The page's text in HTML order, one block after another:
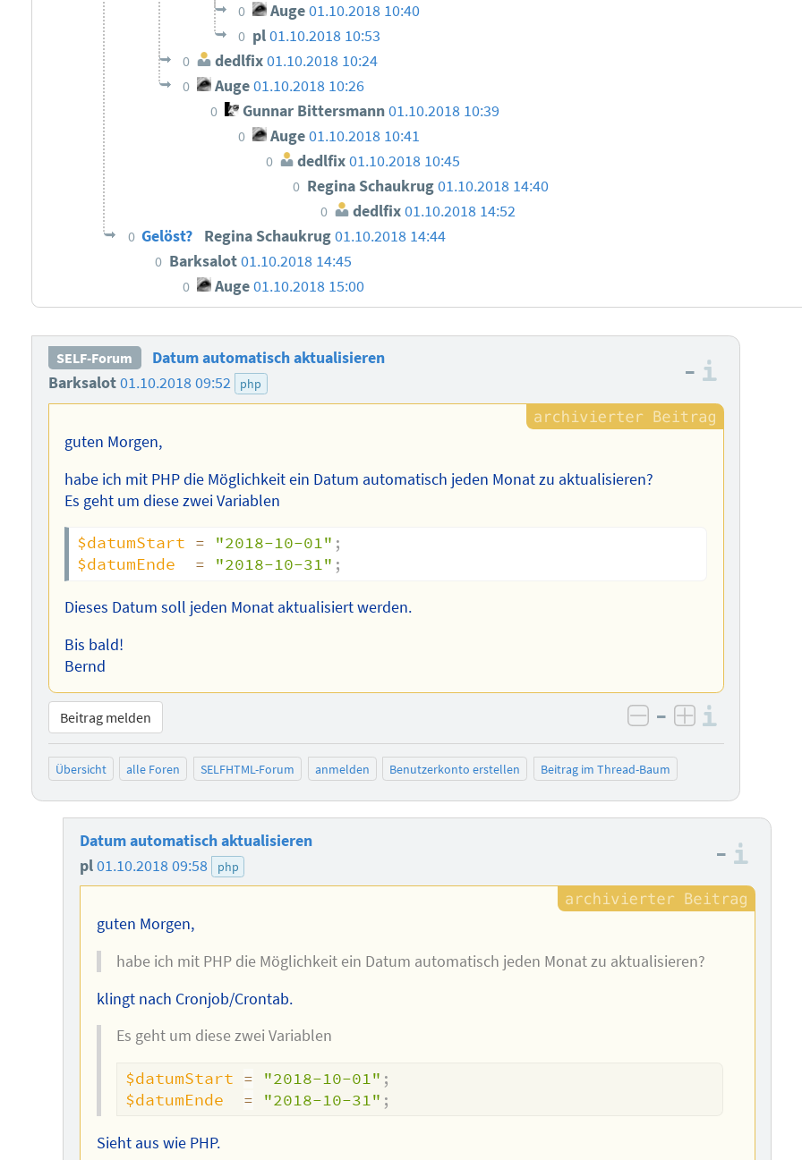
0 Auge 01.10.2018 10:40
0 pl01.10.2018 10:53
0 dedlfix01.10.2018 10:24
0 Auge01.10.2018 10:26
0 Gunnar Bittersmann01.10.2018 10:39
0 Auge 01.10.2018 10:41
0 dedlfix01.10.2018 10:45
0 Regina Schaukrug01.10.2018 14:40
0 dedlfix01.10.2018 14:52
0 Gelöst? Regina Schaukrug01.10.2018 14:44
0 Barksalot01.10.2018 14:45
0 Auge01.10.2018 15:00
SELF-Forum
Datum automatisch aktualisieren
Barksalot01.10.2018 09:52 php –
guten Morgen,
habe ich mit PHP die Möglichkeit ein Datum automatisch jeden Monat zu aktualisieren?
Es geht um diese zwei Variablen
$datumStart = "2018-10-01" ;
$datumEnde
= "2018-10-31" ;
Dieses Datum soll jeden Monat aktualisiert werden.
Bis bald!
Bernd
Beitrag melden negativ bewerten
– positiv
Übersicht alle Foren SELFHTML-Forum anmelden Benutzerkonto erstellen Beitrag im Thread-Baum
Datum automatisch aktualisieren
pl01.10.2018 09:58 php –
guten Morgen,
habe ich mit PHP die Möglichkeit ein Datum automatisch jeden Monat zu aktualisieren?
klingt nach Cronjob/Crontab.
Es geht um diese zwei Variablen
$datumStart = "2018-10-01" ;
$datumEnde
= "2018-10-31" ;
Sieht aus wie PHP.